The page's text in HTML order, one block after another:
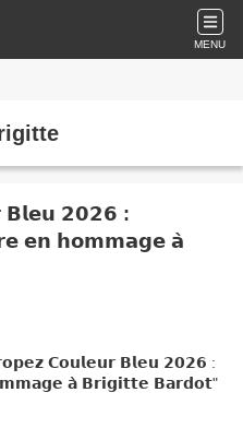
MENU
𝗕𝗹𝗲𝘂 𝟮𝟬𝟮𝟲 :
𝗲𝗻 𝗵𝗼𝗺𝗺𝗮𝗴𝗲 𝗮̀